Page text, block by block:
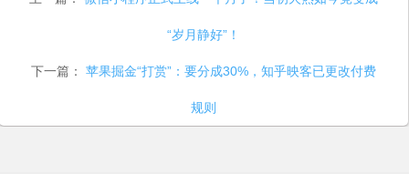
“岁月静好”！
下一篇： 苹果掘金“打赏”：要分成30%，知乎映客已更改付费
规则